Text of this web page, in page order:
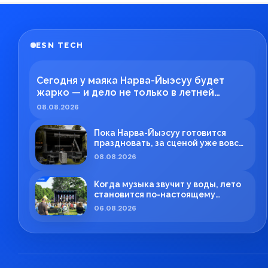
ESN TECH
Сегодня у маяка Нарва-Йыэсуу будет
жарко — и дело не только в летней
погоде!
08.08.2026
Пока Нарва-Йыэсуу готовится
праздновать, за сценой уже вовсю
кипит работа!
08.08.2026
Когда музыка звучит у воды, лето
становится по-настоящему
особенным.
06.08.2026